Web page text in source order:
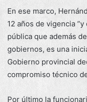
En ese marco,
12 años de vigencia
pública que además
gobiernos, es una
Gobierno provincial
compromiso técnico
Por último la